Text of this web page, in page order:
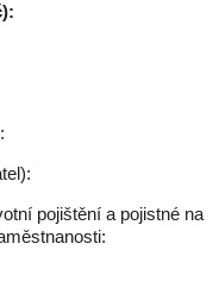
pojištění a pojistné na